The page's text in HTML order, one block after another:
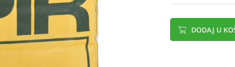
DODAJ U